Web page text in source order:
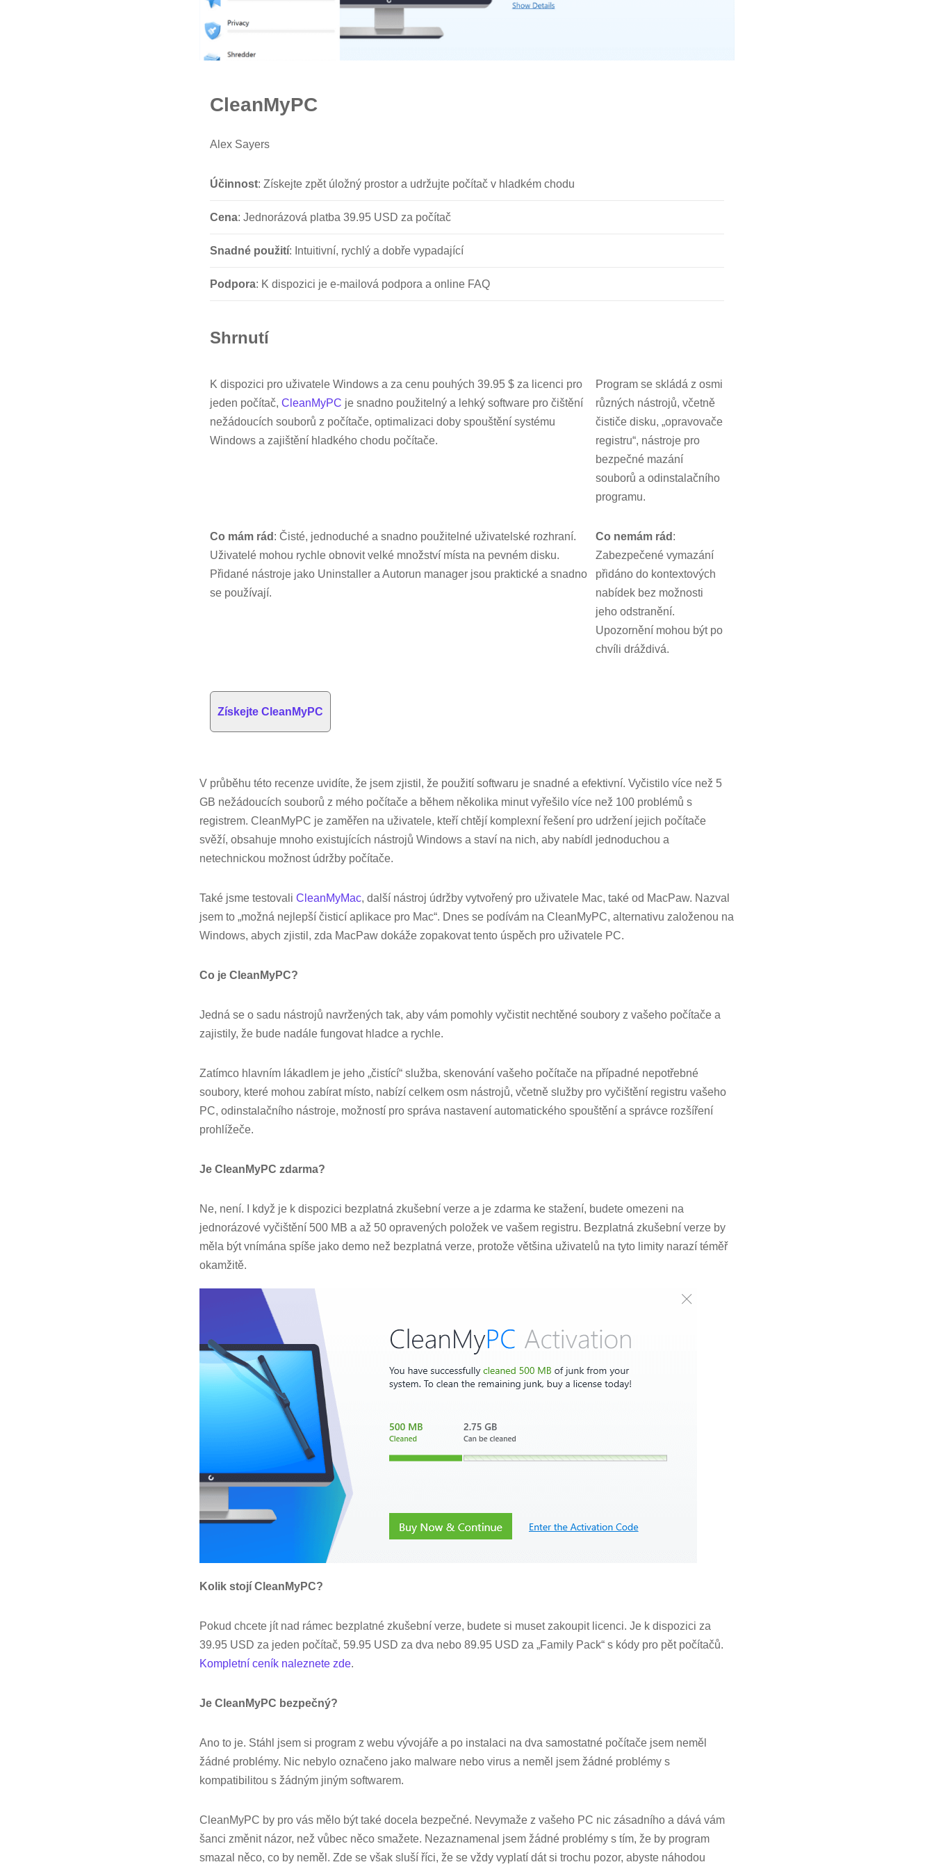
CleanMyPC
Alex Sayers
Účinnost: Získejte zpět úložný prostor a udržujte počítač v hladkém chodu
Cena: Jednorázová platba 39.95 USD za počítač
Snadné použití: Intuitivní, rychlý a dobře vypadající
Podpora: K dispozici je e-mailová podpora a online FAQ
Shrnutí
K dispozici pro uživatele Windows a za cenu pouhých 39.95 $ za licenci pro
jeden počítač, CleanMyPC je snadno použitelný a lehký software pro čištění
nežádoucích souborů z počítače, optimalizaci doby spouštění systému
Windows a zajištění hladkého chodu počítače.
Program se skládá z osmi
různých nástrojů, včetně
čističe disku, „opravovače
registru“, nástroje pro
bezpečné mazání
souborů a odinstalačního
programu.
Co mám rád : Čisté, jednoduché a snadno použitelné uživatelské rozhraní.
Uživatelé mohou rychle obnovit velké množství místa na pevném disku.
Přidané nástroje jako Uninstaller a Autorun manager jsou praktické a snadno
se používají.
Co nemám rád :
Zabezpečené vymazání
přidáno do kontextových
nabídek bez možnosti
jeho odstranění.
Upozornění mohou být po
chvíli dráždivá.
Získejte CleanMyPC
V průběhu této recenze uvidíte, že jsem zjistil, že použití softwaru je snadné a efektivní. Vyčistilo více než 5
GB nežádoucích souborů z mého počítače a během několika minut vyřešilo více než 100 problémů s
registrem. CleanMyPC je zaměřen na uživatele, kteří chtějí komplexní řešení pro udržení jejich počítače
svěží, obsahuje mnoho existujících nástrojů Windows a staví na nich, aby nabídl jednoduchou a
netechnickou možnost údržby počítače.
Také jsme testovali CleanMyMac, další nástroj údržby vytvořený pro uživatele Mac, také od MacPaw. Nazval
jsem to „možná nejlepší čisticí aplikace pro Mac“. Dnes se podívám na CleanMyPC, alternativu založenou na
Windows, abych zjistil, zda MacPaw dokáže zopakovat tento úspěch pro uživatele PC.
Co je CleanMyPC?
Jedná se o sadu nástrojů navržených tak, aby vám pomohly vyčistit nechtěné soubory z vašeho počítače a
zajistily, že bude nadále fungovat hladce a rychle.
Zatímco hlavním lákadlem je jeho „čistící“ služba, skenování vašeho počítače na případné nepotřebné
soubory, které mohou zabírat místo, nabízí celkem osm nástrojů, včetně služby pro vyčištění registru vašeho
PC, odinstalačního nástroje, možností pro správa nastavení automatického spouštění a správce rozšíření
prohlížeče.
Je CleanMyPC zdarma?
Ne, není. I když je k dispozici bezplatná zkušební verze a je zdarma ke stažení, budete omezeni na
jednorázové vyčištění 500 MB a až 50 opravených položek ve vašem registru. Bezplatná zkušební verze by
měla být vnímána spíše jako demo než bezplatná verze, protože většina uživatelů na tyto limity narazí téměř
okamžitě.
Kolik stojí CleanMyPC?
Pokud chcete jít nad rámec bezplatné zkušební verze, budete si muset zakoupit licenci. Je k dispozici za
39.95 USD za jeden počítač, 59.95 USD za dva nebo 89.95 USD za „Family Pack“ s kódy pro pět počítačů.
Kompletní ceník naleznete zde.
Je CleanMyPC bezpečný?
Ano to je. Stáhl jsem si program z webu vývojáře a po instalaci na dva samostatné počítače jsem neměl
žádné problémy. Nic nebylo označeno jako malware nebo virus a neměl jsem žádné problémy s
kompatibilitou s žádným jiným softwarem.
CleanMyPC by pro vás mělo být také docela bezpečné. Nevymaže z vašeho PC nic zásadního a dává vám
šanci změnit názor, než vůbec něco smažete. Nezaznamenal jsem žádné problémy s tím, že by program
smazal něco, co by neměl. Zde se však sluší říci, že se vždy vyplatí dát si trochu pozor, abyste náhodou